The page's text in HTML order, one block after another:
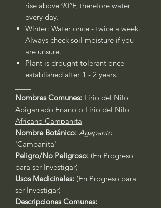
rise above 90°F, therefore water
every day.
Winter: Water once - twice a week.
Always check soil moisture if you
are unsure.
Plant is drought tolerant once
established after 1 - 2 years.
Nombres Comunes: Lirio del Nilo
Abigarrado Enano o Lirio del Nilo
Africano Campanita
Nombre Botánico: Agapanto
'Campanita'
Peligro/No Peligroso: (En Progreso
para ser Investigar)
Usos Medicinales: (En Progreso para
ser Investigar)
Descripciones Comunes: